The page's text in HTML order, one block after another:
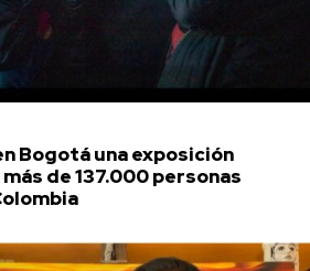
Bogotá una exposición
de 137.000 personas